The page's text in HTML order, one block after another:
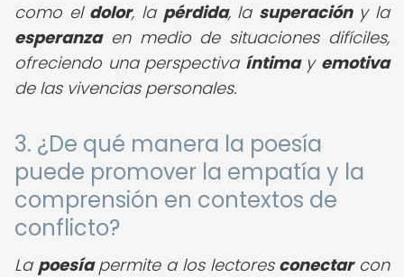
como el dolor, la pérdida, la superacióny la
esperanzaen medio de situaciones difíciles,
ofreciendo una perspectiva íntimay emotiva
de las vivencias personales.
3. ¿De qué manera la poesía
puede promover la empatía y la
comprensión en contextos de
conflicto?
La poesíapermite a los lectores conectarcon